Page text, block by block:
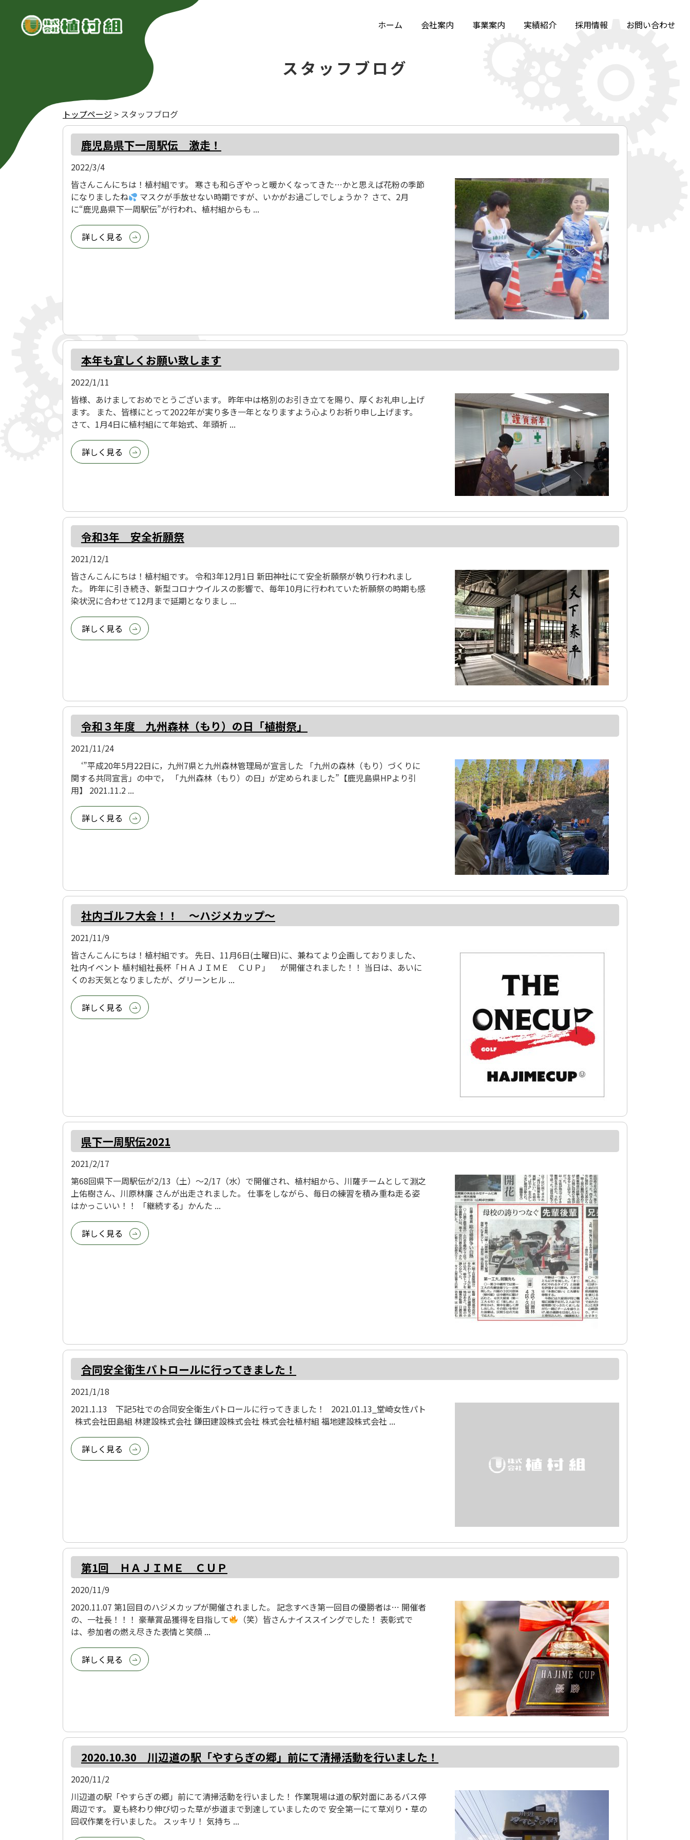
ホーム 会社案内 事業案内 実績紹介 採用情報 お問い合わせ
スタッフブログ
トップページ > スタッフブログ
鹿児島県下一周駅伝 激走！
2022/3/4
皆さんこんにちは！植村組です。 寒さも和らぎやっと暖かくなってきた…かと思えば花粉の季節
になりましたね
マスクが手放せない時期ですが、いかがお過ごしでしょうか？ さて、2月
に“鹿児島県下一周駅伝”が行われ、植村組からも ...
詳しく見る
本年も宜しくお願い致します
2022/1/11
皆様、あけましておめでとうございます。 昨年中は格別のお引き立てを賜り、厚くお礼申し上げ
ます。 また、皆様にとって2022年が実り多き一年となりますよう心よりお祈り申し上げます。
さて、1月4日に植村組にて年始式、年頭祈 ...
詳しく見る
令和3年 安全祈願祭
2021/12/1
皆さんこんにちは！植村組です。 令和3年12月1日 新田神社にて安全祈願祭が執り行われまし
た。 昨年に引き続き、新型コロナウイルスの影響で、毎年10月に行われていた祈願祭の時期も感
染状況に合わせて12月まで延期となりまし ...
詳しく見る
令和３年度 九州森林（もり）の日「植樹祭」
2021/11/24
‘”平成20年5月22日に，九州7県と九州森林管理局が宣言した 「九州の森林（もり）づくりに
関する共同宣言」の中で， 「九州森林（もり）の日」が定められました”【鹿児島県HPより引
用】 2021.11.2 ...
詳しく見る
社内ゴルフ大会！！ ～ハジメカップ～
2021/11/9
皆さんこんにちは！植村組です。 先日、11月6日(土曜日)に、兼ねてより企画しておりました、
社内イベント 植村組社長杯「ＨＡＪＩＭＥ ＣＵＰ」 が開催されました！！ 当日は、あいに
くのお天気となりましたが、グリーンヒル ...
詳しく見る
県下一周駅伝2021
2021/2/17
第68回県下一周駅伝が2/13（土）～2/17（水）で開催され、植村組から、川薩チームとして淵之
上佑樹さん、川原林廉 さんが出走されました。 仕事をしながら、毎日の練習を積み重ね走る姿
はかっこいい！！ 「継続する」かんた ...
詳しく見る
合同安全衛生パトロールに行ってきました！
2021/1/18
2021.1.13 下記5社での合同安全衛生パトロールに行ってきました！ 2021.01.13_堂崎女性パト
株式会社田島組 林建設株式会社 鎌田建設株式会社 株式会社植村組 福地建設株式会社 ...
詳しく見る
第1回 ＨＡＪＩＭＥ ＣＵＰ
2020/11/9
2020.11.07 第1回目のハジメカップが開催されました。 記念すべき第一回目の優勝者は… 開催者
の、一社長！！！ 豪華賞品獲得を目指して
（笑）皆さんナイススイングでした！ 表彰式で
は、参加者の燃え尽きた表情と笑顔 ...
詳しく見る
2020.10.30 川辺道の駅「やすらぎの郷」前にて清掃活動を行いました！
2020/11/2
川辺道の駅「やすらぎの郷」前にて清掃活動を行いました！ 作業現場は道の駅対面にあるバス停
周辺です。 夏も終わり伸び切った草が歩道まで到達していましたので 安全第一にて草刈り・草の
回収作業を行いました。 スッキリ！ 気持ち ...